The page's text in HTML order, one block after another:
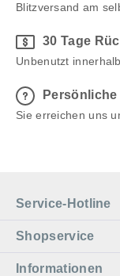
Blitzversand am
30 Tage
Unbenutzt
Sie erreichen uns
Service-Hotline
Shopservice
Informationen